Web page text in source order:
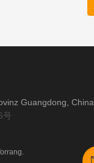
Guangdong, China
号